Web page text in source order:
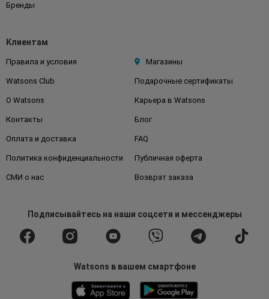
Бренды
Клиентам
Правила и условия Магазины
Watsons Club Подарочные сертификаты
О Watsons Карьера в Watsons
Контакты Блог
Оплата и доставка FAQ
Политика конфиденциальности Публичная оферта
СМИ о нас Возврат заказа
Подписывайтесьна наши соцсети и мессенджеры
Watsons в вашем смартфоне